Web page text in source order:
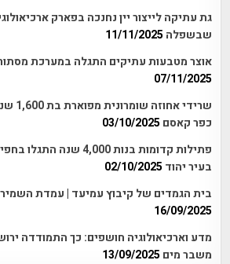
גת עתיקה לייצור יין נחנכה בפארק
שבשפלה 11/11/2025
אוצר מטבעות עתיקים התגלה במערכת
07/11/2025
כפר קאסם 03/10/2025
פתילות קדומות בנות
בעיר יהוד 02/10/2025
בית הגמדים של קיבוץ עמיעד | עמדת
16/09/2025
מדע וארכיאולוגיה חושפים: כך התמודדה
משבר מים 13/09/2025